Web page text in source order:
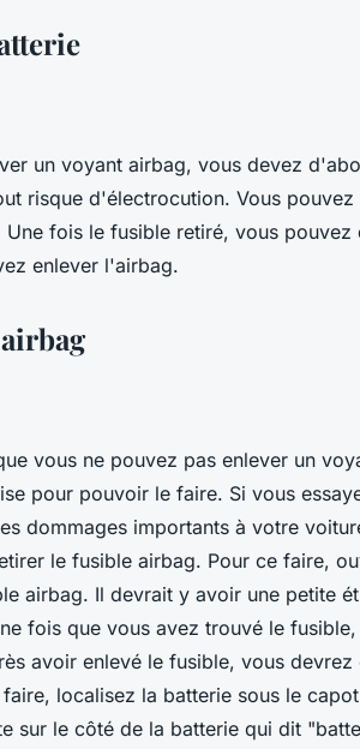
un voyant airbag, vous devez
risque d'électrocution. Vous
fois le fusible retiré, vous pouvez
enlever l'airbag.
vous ne pouvez pas enlever un
pour pouvoir le faire. Si vous
dommages importants à votre
le fusible airbag. Pour ce faire,
airbag. Il devrait y avoir une petite
fois que vous avez trouvé le
avoir enlevé le fusible, vous
localisez la batterie sous le
sur le côté de la batterie qui dit